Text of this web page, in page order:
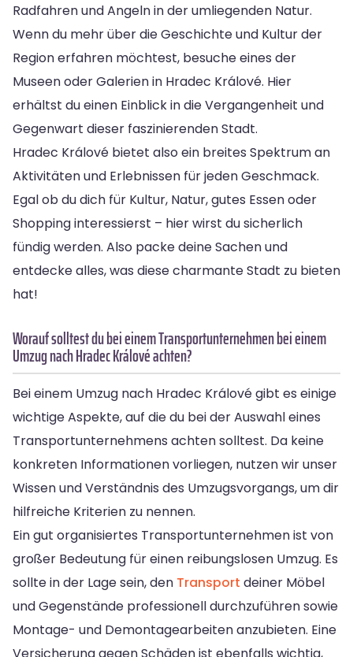
Radfahren und Angeln in der umliegenden Natur.
Wenn du mehr über die Geschichte und Kultur der
Region erfahren möchtest, besuche eines der
Museen oder Galerien in Hradec Králové. Hier
erhältst du einen Einblick in die Vergangenheit und
Gegenwart dieser faszinierenden Stadt.
Hradec Králové bietet also ein breites Spektrum an
Aktivitäten und Erlebnissen für jeden Geschmack.
Egal ob du dich für Kultur, Natur, gutes Essen oder
Shopping interessierst – hier wirst du sicherlich
fündig werden. Also packe deine Sachen und
entdecke alles, was diese charmante Stadt zu bieten
hat!
Worauf solltest du bei einem Transportunternehmen bei einem
Umzug nach Hradec Králové achten?
Bei einem Umzug nach Hradec Králové gibt es einige
wichtige Aspekte, auf die du bei der Auswahl eines
Transportunternehmens achten solltest. Da keine
konkreten Informationen vorliegen, nutzen wir unser
Wissen und Verständnis des Umzugsvorgangs, um dir
hilfreiche Kriterien zu nennen.
Ein gut organisiertes Transportunternehmen ist von
großer Bedeutung für einen reibungslosen Umzug. Es
sollte in der Lage sein, den Transport deiner Möbel
und Gegenstände professionell durchzuführen sowie
Montage- und Demontagearbeiten anzubieten. Eine
Versicherung gegen Schäden ist ebenfalls wichtig,